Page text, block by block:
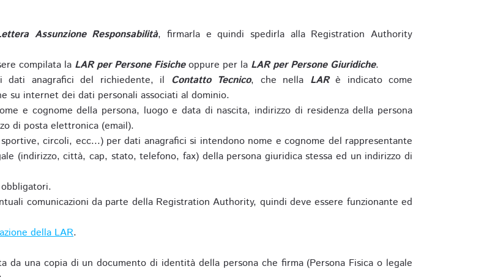
Assunzione Responsabilità, firmarla e quindi spedirla alla Registration Authority
compilata la LAR per Persone Fisicheoppure per la LAR per Persone Giuridiche.
anagrafici del richiedente, il Contatto Tecnico, che nella LARè indicato come
su internet dei dati personali associati al dominio.
e cognome della persona, luogo e data di nascita, indirizzo di residenza della persona
di posta elettronica (email).
circoli, ecc...) per dati anagrafici si intendono nome e cognome del rappresentante
(indirizzo, città, cap, stato, telefono, fax) della persona giuridica stessa ed un indirizzo di
comunicazioni da parte della Registration Authority, quindi deve essere funzionante ed
della LAR.
da una copia di un documento di identità della persona che firma (Persona Fisica o legale